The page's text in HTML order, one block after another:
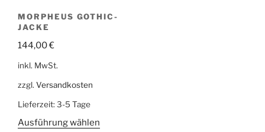
MORPHEUS GOTHIC-
JACKE
144,00€
inkl. MwSt.
zzgl. Versandkosten
Lieferzeit: 3-5 Tage
Ausführung wählen